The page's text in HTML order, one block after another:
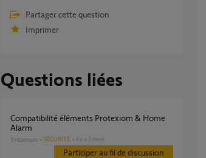
Partager cette question
Imprimer
Questions liées
Compatibilité éléments Protexiom & Home
Alarm
5 réponses SÉCURITÉ il y a 3 mois
Participer au fil de discussion